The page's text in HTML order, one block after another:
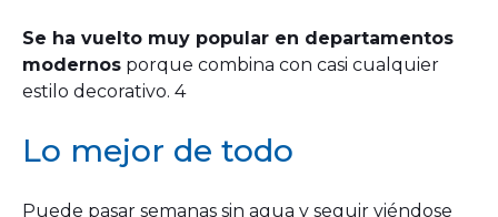
Se ha vuelto muy popular en departamentos
modernos porque combina con casi cualquier
estilo decorativo. 4
Lo mejor de todo
Puede pasar semanas sin agua y seguir viéndose